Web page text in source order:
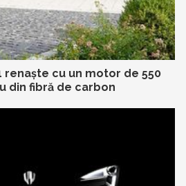
renaște cu un motor de 550
din fibră de carbon